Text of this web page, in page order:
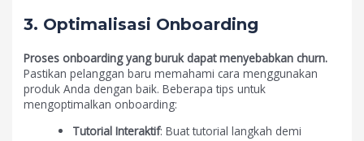
3. Optimalisasi Onboarding
Proses onboarding yang buruk dapat menyebabkan churn.
Pastikan pelanggan baru memahami cara menggunakan
produk Anda dengan baik. Beberapa tips untuk
mengoptimalkan onboarding:
Tutorial Interaktif: Buat tutorial langkah demi